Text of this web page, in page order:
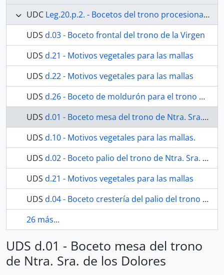
UDC Leg.20.p.2. - Bocetos del trono procesional de Nuestra Señora de los Dolores
UDS d.03 - Boceto frontal del trono de la Virgen
UDS d.21 - Motivos vegetales para las mallas
UDS d.22 - Motivos vegetales para las mallas
UDS d.26 - Boceto de moldurón para el trono de Ntra. Sra. de los Dolores.
UDS d.01 - Boceto mesa del trono de Ntra. Sra. de los Dolores
UDS d.10 - Motivos vegetales para las mallas.
UDS d.02 - Boceto palio del trono de Ntra. Sra. de los Dolores (frontal)
UDS d.21 - Motivos vegetales para las mallas
UDS d.04 - Boceto crestería del palio del trono de Ntra. Sra. de los Dolores.
26 más...
UDS d.01 - Boceto mesa del trono
de Ntra. Sra. de los Dolores